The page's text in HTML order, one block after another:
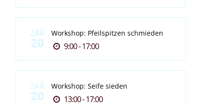
ZÁŘ
20
Workshop: Pfeilspitzen schmieden
9:00 - 17:00
ZÁŘ
20
Workshop: Seife sieden
13:00 - 17:00